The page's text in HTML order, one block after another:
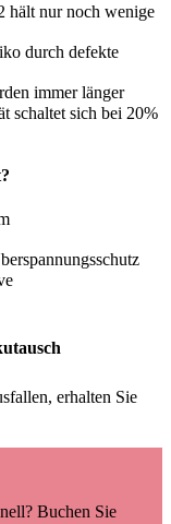
hält nur noch wenige
durch defekte
immer länger
schaltet sich bei 20%
erhalten Sie
Buchen Sie